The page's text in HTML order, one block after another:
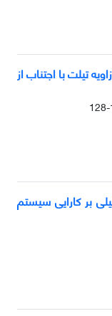
تیلت با اجتناب از
بر کارایی سیستم